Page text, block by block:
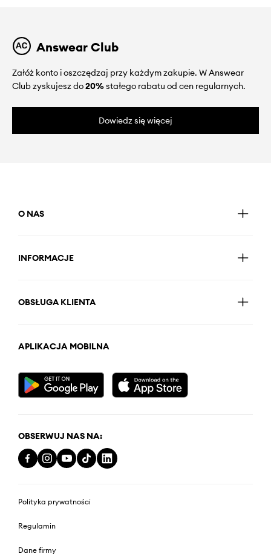
Answear Club
Załóż konto i oszczędzaj przy każdym zakupie. W Answear
Club zyskujesz do20%stałego rabatu od cen regularnych.
Dowiedz się więcej
O NAS
INFORMACJE
OBSŁUGA KLIENTA
APLIKACJA MOBILNA
OBSERWUJ NAS NA:
Polityka prywatności
Regulamin
Dane firmy